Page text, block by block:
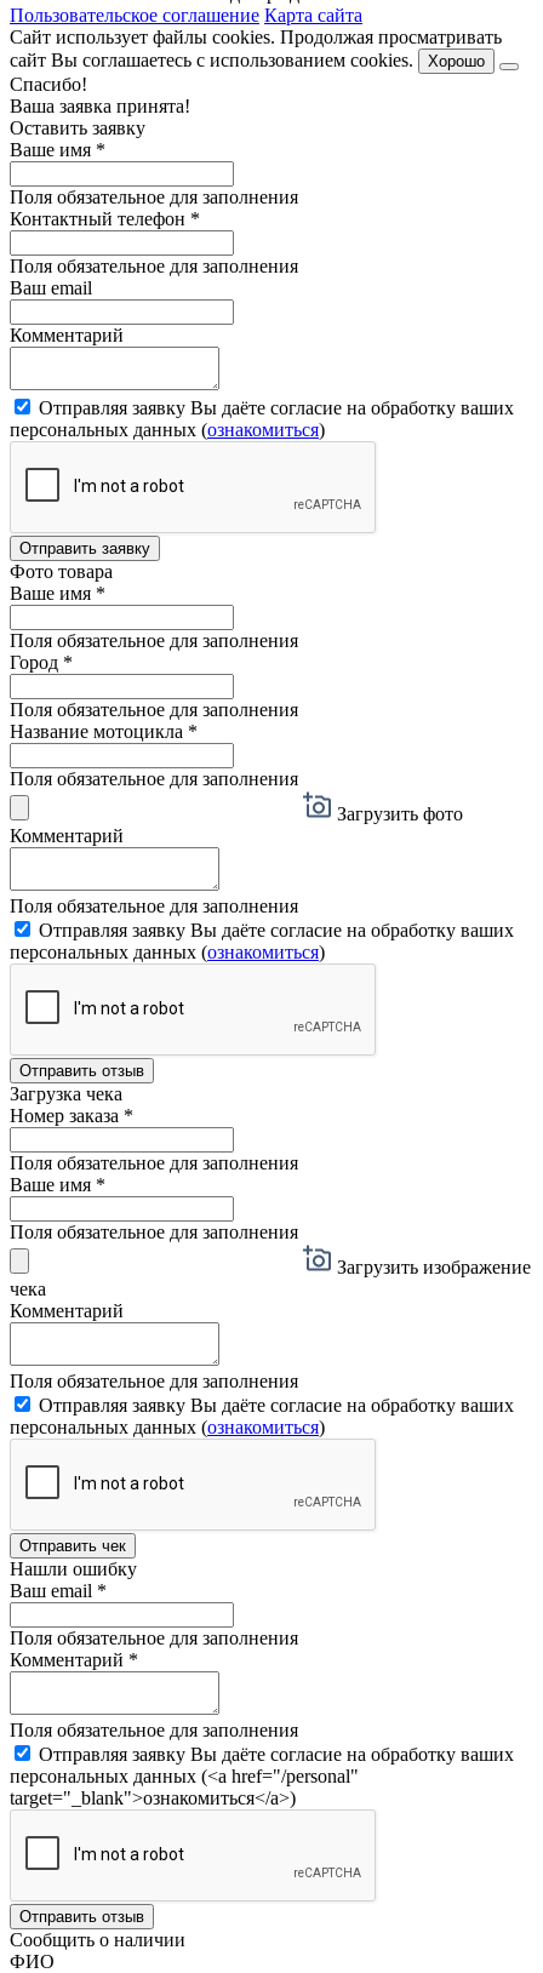
Пользовательское соглашение Карта сайта
Сайт использует файлы cookies. Продолжая просматривать
сайт Вы соглашаетесь с использованием cookies.
Хорошо
Спасибо!
Ваша заявка принята!
Оставить заявку
Ваше имя *
Поля обязательное для заполнения
Контактный телефон *
Поля обязательное для заполнения
Ваш email
Комментарий
Отправляя заявку Вы даёте согласие на обработку ваших
персональных данных (ознакомиться)
Отправить заявку
Фото товара
Ваше имя *
Поля обязательное для заполнения
Город *
Поля обязательное для заполнения
Название мотоцикла *
Поля обязательное для заполнения
Загрузить фото
Комментарий
Поля обязательное для заполнения
Отправляя заявку Вы даёте согласие на обработку ваших
персональных данных (ознакомиться)
Отправить отзыв
Загрузка чека
Номер заказа *
Поля обязательное для заполнения
Ваше имя *
Поля обязательное для заполнения
Загрузить изображение
чека
Комментарий
Поля обязательное для заполнения
Отправляя заявку Вы даёте согласие на обработку ваших
персональных данных (ознакомиться)
Отправить чек
Нашли ошибку
Ваш email *
Поля обязательное для заполнения
Комментарий *
Поля обязательное для заполнения
Отправляя заявку Вы даёте согласие на обработку ваших
персональных данных (<a href="/personal"
target="_blank">ознакомиться</a>)
Отправить отзыв
Сообщить о наличии
ФИО